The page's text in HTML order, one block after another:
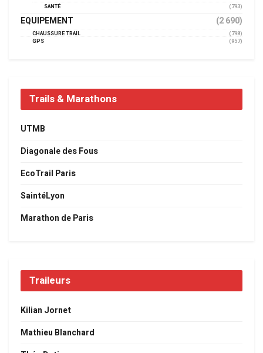
SANTÉ
(793)
EQUIPEMENT (2 690)
CHAUSSURE TRAIL
(798)
GPS
(957)
Trails & Marathons
UTMB
Diagonale des Fous
EcoTrail Paris
SaintéLyon
Marathon de Paris
Traileurs
Kilian Jornet
Mathieu Blanchard